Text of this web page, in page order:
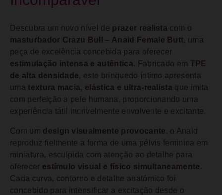
Descubra um novo nível de prazer realista com o
masturbador Crazu Bull – Anaid Female Butt, uma
peça de excelência concebida para oferecer
estimulação intensa e autêntica. Fabricado em TPE
de alta densidade, este brinquedo íntimo apresenta
uma textura macia, elástica e ultra-realista que imita
com perfeição a pele humana, proporcionando uma
experiência tátil incrivelmente envolvente e excitante.
Com um design visualmente provocante , o Anaid
reproduz fielmente a forma de uma pélvis feminina em
miniatura, esculpida com atenção ao detalhe para
oferecer estímulo visual e físico simultaneamente .
Cada curva, contorno e detalhe anatómico foi
concebido para intensificar a excitação desde o